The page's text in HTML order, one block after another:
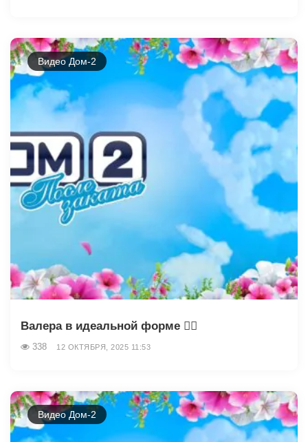
Видео Дом-2
Валера в идеальной форме 🏋‍♂️
338 12 ОКТЯБРЯ, 2025 11:53
Видео Дом-2